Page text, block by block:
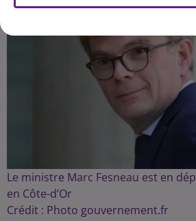
Le ministre Marc Fesneau est en
en Côte-d’Or
Crédit : Photo gouvernement.fr